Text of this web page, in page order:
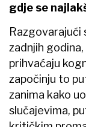
gdje se
Razgovarajući
zadnjih
prihvaćaju
započinju to
zanima kako
slučajevima,